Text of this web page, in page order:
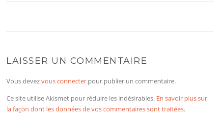
LAISSER UN COMMENTAIRE
Vous devezvous connecter pour publier un commentaire.
Ce site utilise Akismet pour réduire les indésirables. En savoir plus sur
la façon dont les données de vos commentaires sont traitées.